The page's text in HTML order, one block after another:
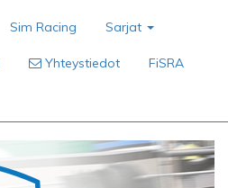
Sim Racing Sarjat
Yhteystiedot FiSRA